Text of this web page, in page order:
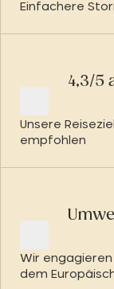
Einfachere
4,3/5
Unsere
empfohlen
Wir
dem